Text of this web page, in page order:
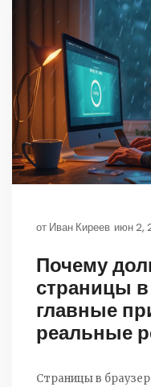
от Иван Киреев июн 2,
Почему
страницы в
главные
реальные
Страницы в